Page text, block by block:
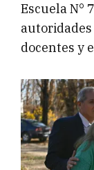
Escuela N°
docentes y